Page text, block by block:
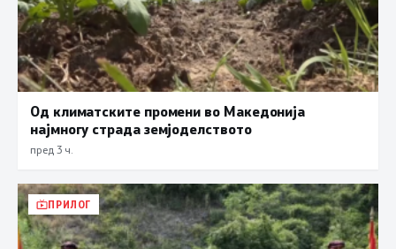
Од климатските промени во Македонија
најмногу страда земјоделството
пред 3 ч.
ПРИЛОГ